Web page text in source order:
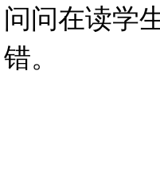
问问在读学
错。